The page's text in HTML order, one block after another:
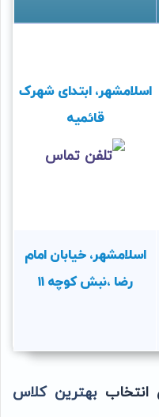
اسلامشهر، ابتدای شهرک
قائمیه
اسلامشهر، خیابان امام
رضا ،نبش کوچه ۱۱
انتخاببهترین کلاس